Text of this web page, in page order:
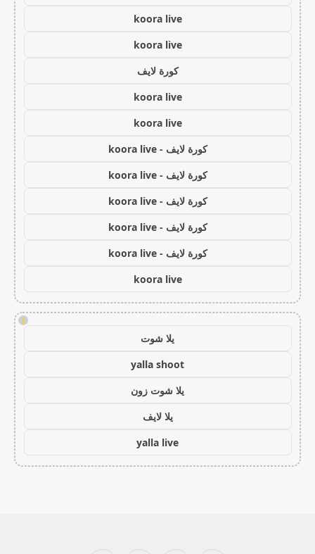
koora live
koora live
كورة لايف
koora live
koora live
كورة لايف - koora live
كورة لايف - koora live
كورة لايف - koora live
كورة لايف - koora live
كورة لايف - koora live
koora live
!
يلا شوت
yalla shoot
يلا شوت زون
يلا لايف
yalla live